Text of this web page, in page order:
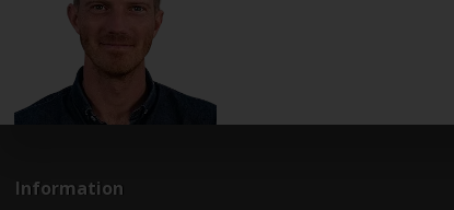
Information